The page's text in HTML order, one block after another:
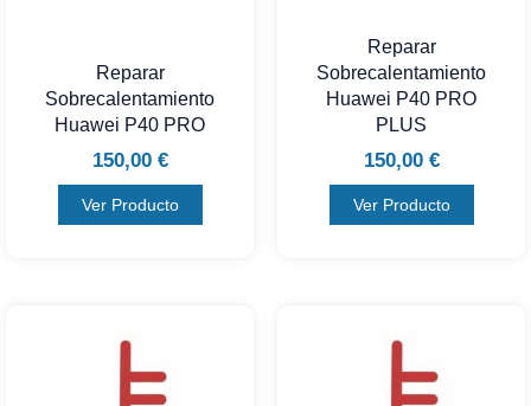
Reparar
Sobrecalentamiento
Huawei P40 PRO
150,00 €
Ver Producto
Reparar
Sobrecalentamiento
Huawei P40 PRO
PLUS
150,00 €
Ver Producto